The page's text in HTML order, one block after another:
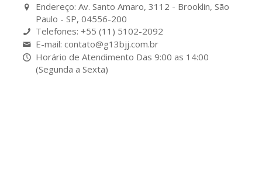
Endereço: Av. Santo Amaro, 3112 - Brooklin, São
Paulo - SP, 04556-200
Telefones: +55 (11) 5102-2092
E-mail: contato@g13bjj.com.br
Horário de Atendimento Das 9:00 as 14:00
(Segunda a Sexta)